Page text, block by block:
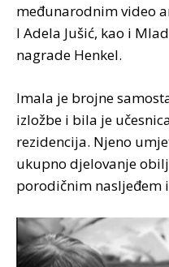
međunarodnim video
I Adela Jušić, kao i
nagrade Henkel.
Imala je brojne
izložbe i bila je
rezidencija. Njeno
ukupno djelovanje
porodičnim nasljeđem